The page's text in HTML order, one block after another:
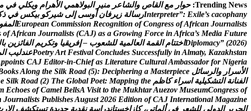
Trending News: حوار مع القاص والشاعر منير البولهمي الهرام ويكلي في
Interpreter”: Exile’s cacophany رسالة زيرفان أوسى إلى شيركو بيكس في ذ
European Commission Recognition of Congress ofAfrican Journalists المفو
ofAfrican Journalists (CAJ) as a Growing Force in Africa’s Media Future
Diplomacy” (2026) اختتام القمة العالمية للشعوب – إفريقيا وتكريم الفائزين با
PoetryArt Festival Concludes Successfully in Almaty, Kazakhstan عندليب ال
ppoints CAJ Editor-in-Chief as Literature CulturalAmbassador for Nigeria
السرار والرسائل ooksAlong the Silk Road (5): Deciphering a Masterpiece
الفنانة التشكيلية اسراء كاظم e Silk Road (2) The Global Poet: Mapping the
Echoes of Camel BellsA Visit to the MukhtarAuezov MuseumCongress of
Journalists PublishesAugust 2026 Edition of CAJ International Magazine
الحرير الدولي للشعر في ألماتي، كازاخستاندراسة نقدية جديدة تستكشف الر